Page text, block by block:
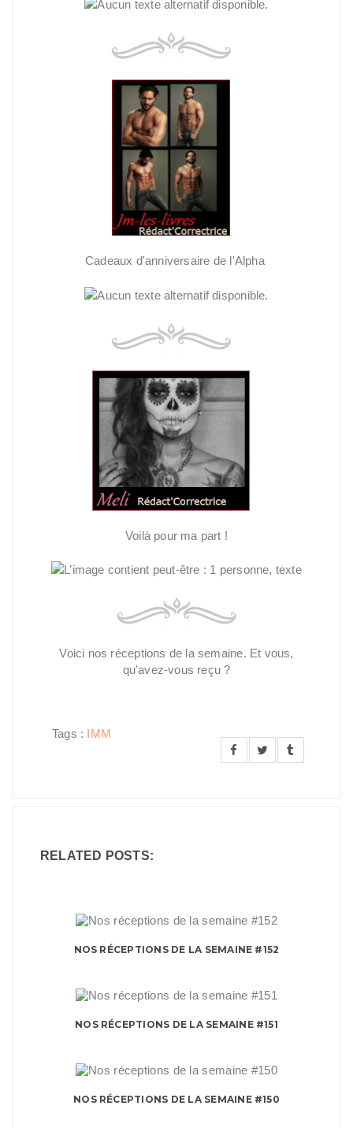
Cadeaux d'anniversaire de l'Alpha
Voilà pour ma part !
Voici nos réceptions de la semaine. Et vous,
qu'avez-vous reçu ?
Tags : IMM
RELATED POSTS:
NOS RÉCEPTIONS DE LA SEMAINE #152
NOS RÉCEPTIONS DE LA SEMAINE #151
NOS RÉCEPTIONS DE LA SEMAINE #150